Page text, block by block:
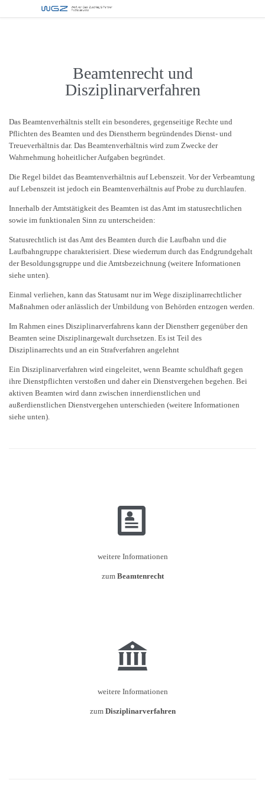
Beamtenrecht und
Disziplinarverfahren
Das Beamtenverhältnis stellt ein besonderes, gegenseitige Rechte und
Pflichten des Beamten und des Dienstherrn begründendes Dienst- und
Treueverhältnis dar. Das Beamtenverhältnis wird zum Zwecke der
Wahrnehmung hoheitlicher Aufgaben begründet.
Die Regel bildet das Beamtenverhältnis auf Lebenszeit. Vor der Verbeamtung
auf Lebenszeit ist jedoch ein Beamtenverhältnis auf Probe zu durchlaufen.
Innerhalb der Amtstätigkeit des Beamten ist das Amt im statusrechtlichen
sowie im funktionalen Sinn zu unterscheiden:
Statusrechtlich ist das Amt des Beamten durch die Laufbahn und die
Laufbahngruppe charakterisiert. Diese wiederrum durch das Endgrundgehalt
der Besoldungsgruppe und die Amtsbezeichnung (weitere Informationen
siehe unten).
Einmal verliehen, kann das Statusamt nur im Wege disziplinarrechtlicher
Maßnahmen oder anlässlich der Umbildung von Behörden entzogen werden.
Im Rahmen eines Disziplinarverfahrens kann der Dienstherr gegenüber den
Beamten seine Disziplinargewalt durchsetzen. Es ist Teil des
Disziplinarrechts und an ein Strafverfahren angelehnt
Ein Disziplinarverfahren wird eingeleitet, wenn Beamte schuldhaft gegen
ihre Dienstpflichten verstoßen und daher ein Dienstvergehen begehen. Bei
aktiven Beamten wird dann zwischen innerdienstlichen und
außerdienstlichen Dienstvergehen unterschieden (weitere Informationen
siehe unten).

weitere Informationen
zum Beamtenrecht

weitere Informationen
zum Disziplinarverfahren